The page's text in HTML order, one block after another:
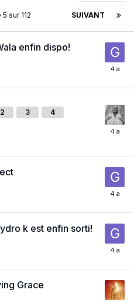
SUIVANT
sur 112
enfin dispo!
2 3 4
k est enfin sorti!
Grace